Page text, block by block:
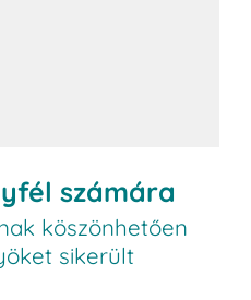
számára
köszönhetően
sikerült